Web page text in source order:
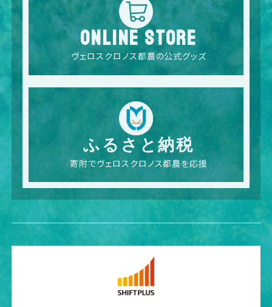
ONLINE STORE
ヴェロスクロノス都農の公式グッズ
ふるさと納税
寄附でヴェロスクロノス都農を応援